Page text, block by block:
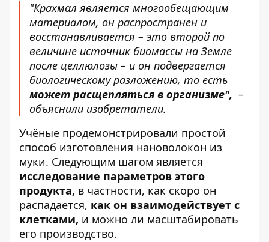
"Крахмал является многообещающим
материалом, он распространен и
восстанавливается – это второй по
величине источник биомассы на Земле
после целлюлозы – и он подвергается
биологическому разложению, то есть
может расщепляться в организме", –
объяснили изобретатели.
Учёные продемонстрировали простой
способ изготовления нановолокон из
муки. Следующим шагом является
исследование параметров этого
продукта, в частности, как скоро он
распадается, как он взаимодействует с
клетками, и можно ли масштабировать
его производство.